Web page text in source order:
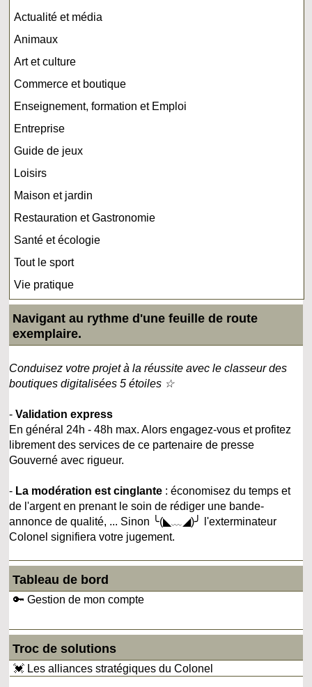
Actualité et média
Animaux
Art et culture
Commerce et boutique
Enseignement, formation et Emploi
Entreprise
Guide de jeux
Loisirs
Maison et jardin
Restauration et Gastronomie
Santé et écologie
Tout le sport
Vie pratique
Navigant au rythme d'une feuille de route
exemplaire.
Conduisez votre projet à la réussite avec le classeur des
boutiques digitalisées 5 étoiles ☆
-Validation express
En général 24h - 48h max. Alors engagez-vous et profitez
librement des services de ce partenaire de presse
Gouverné avec rigueur.
- La modération est cinglante : économisez du temps et
de l'argent en prenant le soin de rédiger une bande-
annonce de qualité, ... Sinon ╰(◣﹏◢)╯ l'exterminateur
Colonel signifiera votre jugement.
Tableau de bord
🔑 Gestion de mon compte
Troc de solutions
💓 Les alliances stratégiques du Colonel